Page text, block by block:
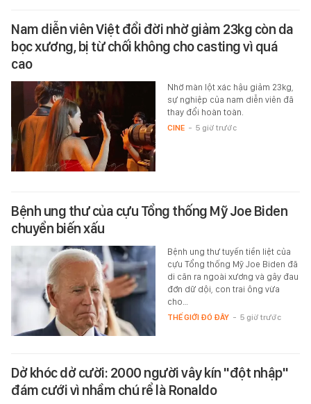
Nam diễn viên Việt đổi đời nhờ giảm 23kg còn da
bọc xương, bị từ chối không cho casting vì quá
cao
Nhờ màn lột xác hậu giảm 23kg,
sự nghiệp của nam diễn viên đã
thay đổi hoàn toàn.
CINE - 5 giờ trước
Bệnh ung thư của cựu Tổng thống Mỹ Joe Biden
chuyển biến xấu
Bệnh ung thư tuyến tiền liệt của
cựu Tổng thống Mỹ Joe Biden đã
di căn ra ngoài xương và gây đau
đớn dữ dội, con trai ông vừa
cho…
THẾ GIỚI ĐÓ ĐÂY - 5 giờ trước
Dở khóc dở cười: 2000 người vây kín "đột nhập"
đám cưới vì nhầm chú rể là Ronaldo